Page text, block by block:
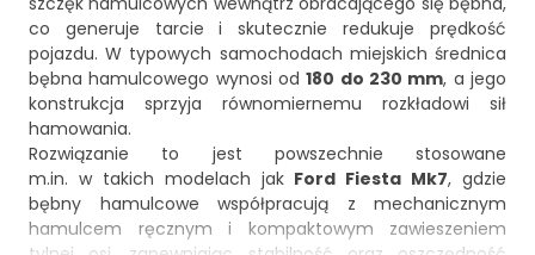
co generuje tarcie i skutecznie redukuje prędkość
pojazdu. W typowych samochodach miejskich średnica
bębna hamulcowego wynosi od180 do 230 mm, a jego
konstrukcja sprzyja równomiernemu rozkładowi sił
hamowania.
Rozwiązanie to jest powszechnie stosowane
m.in. w takich modelach jak Ford Fiesta Mk7, gdzie
bębny hamulcowe współpracują z mechanicznym
hamulcem ręcznym i kompaktowym zawieszeniem